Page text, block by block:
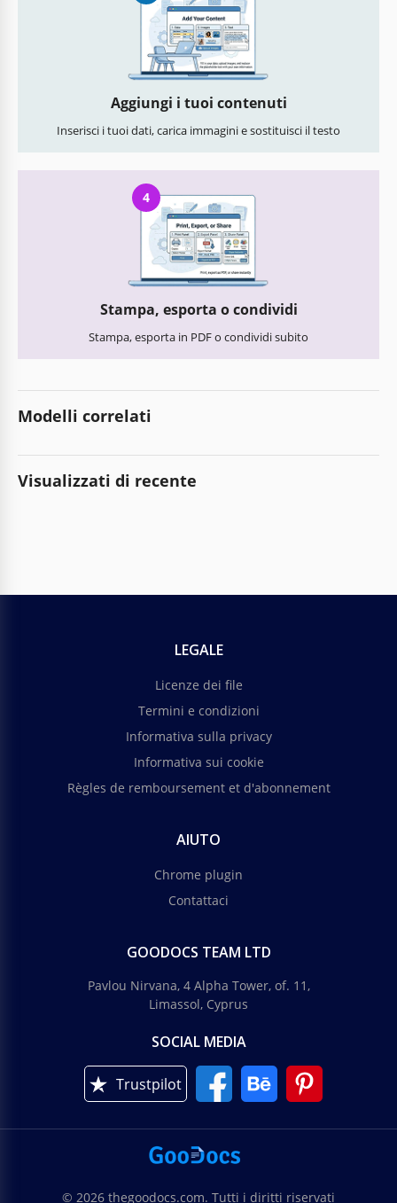
Aggiungi i tuoi contenuti
Inserisci i tuoi dati, carica immagini e sostituisci il testo
4
Stampa, esporta o condividi
Stampa, esporta in PDF o condividi subito
Modelli correlati
Visualizzati di recente
LEGALE
Licenze dei file
Termini e condizioni
Informativa sulla privacy
Informativa sui cookie
Règles de remboursement et d'abonnement
AIUTO
Chrome plugin
Contattaci
GOODOCS TEAM LTD
Pavlou Nirvana, 4 Alpha Tower, of. 11,
Limassol, Cyprus
SOCIAL MEDIA
Trustpilot
© 2026 thegoodocs.com. Tutti i diritti riservati